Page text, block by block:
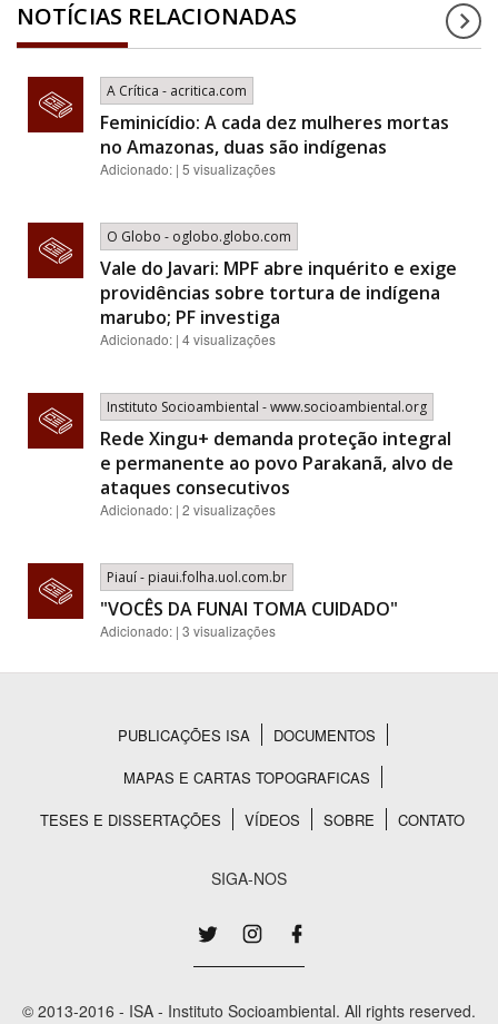
NOTÍCIAS RELACIONADAS
A Crítica - acritica.com
Feminicídio: A cada dez mulheres mortas
no Amazonas, duas são indígenas
Adicionado: | 5 visualizações
O Globo - oglobo.globo.com
Vale do Javari: MPF abre inquérito e exige
providências sobre tortura de indígena
marubo; PF investiga
Adicionado: | 4 visualizações
Instituto Socioambiental - www.socioambiental.org
Rede Xingu+ demanda proteção integral
e permanente ao povo Parakanã, alvo de
ataques consecutivos
Adicionado: | 2 visualizações
Piauí - piaui.folha.uol.com.br
"VOCÊS DA FUNAI TOMA CUIDADO"
Adicionado: | 3 visualizações
Rodapé
PUBLICAÇÕES ISA
DOCUMENTOS
MAPAS E CARTAS TOPOGRAFICAS
TESES E DISSERTAÇÕES
VÍDEOS SOBRE CONTATO
SIGA-NOS
© 2013-2016 - ISA - Instituto Socioambiental. All rights reserved.